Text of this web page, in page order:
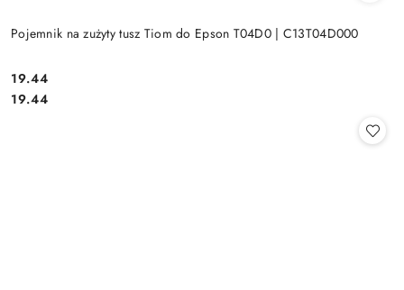
Pojemnik na zużyty tusz Tiom do Epson T04D0 | C13T04D000
Cena:
19.44
Cena:
19.44